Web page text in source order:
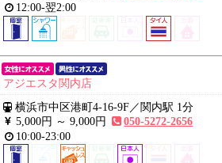
12:00-翌2:00
アジエスタ関内店
横浜市中区港町4-16-9F／関内駅 1分
5,000円 ～9,000円
050-5272-2656
10:00-23:00